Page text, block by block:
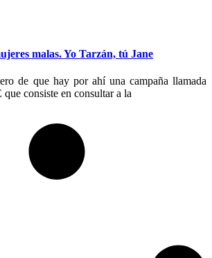
malas. Yo Tarzán, tú Jane
de que hay por ahí una campaña llamada
consiste en consultar a la